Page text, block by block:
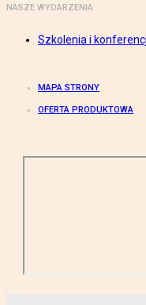
NASZE WYDARZENIA
Szkolenia i
MAPA STRONY
OFERTA PRODUKTOWA